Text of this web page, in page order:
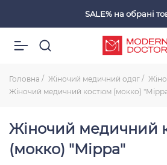
SALE% на обрані
Головна Жіночий медичний одяг
Жіночий медичний костюм (мокко)
Жіночий медичний
(мокко) "Мірра"
Обрані товари